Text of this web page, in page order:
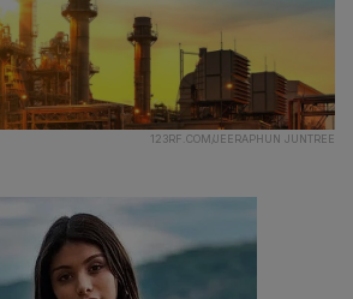
123RF.COM/JEERAPHUN JUNTREE